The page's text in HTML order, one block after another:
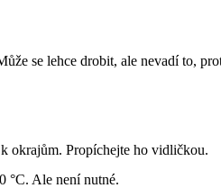
se lehce drobit, ale nevadí to,
okrajům. Propíchejte ho vidličkou.
°C. Ale není nutné.